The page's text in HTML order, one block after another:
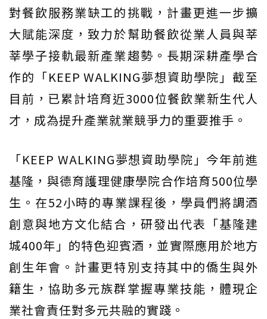
對餐飲服務業缺工的挑戰，計畫更進一步擴
大賦能深度，致力於幫助餐飲從業人員與莘
莘學子接軌最新產業趨勢。長期深耕產學合
作的「KEEP WALKING夢想資助學院」截至
目前，已累計培育近3000位餐飲業新生代人
才，成為提升產業就業競爭力的重要推手。
「KEEP WALKING夢想資助學院」今年前進
基隆，與德育護理健康學院合作培育500位學
生。在52小時的專業課程後，學員們將調酒
創意與地方文化結合，研發出代表「基隆建
城400年」的特色迎賓酒，並實際應用於地方
創生年會。計畫更特別支持其中的僑生與外
籍生，協助多元族群掌握專業技能，體現企
業社會責任對多元共融的實踐。